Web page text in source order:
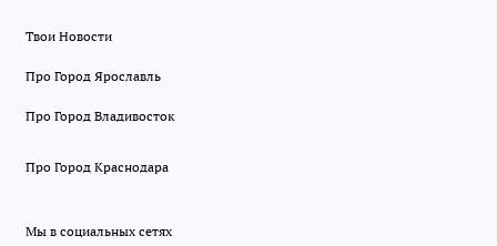
Твои Новости
Про Город Ярославль
Про Город Владивосток
Про Город Краснодара
Мы в социальных сетях